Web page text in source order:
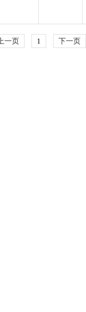
上一页 1 下一页